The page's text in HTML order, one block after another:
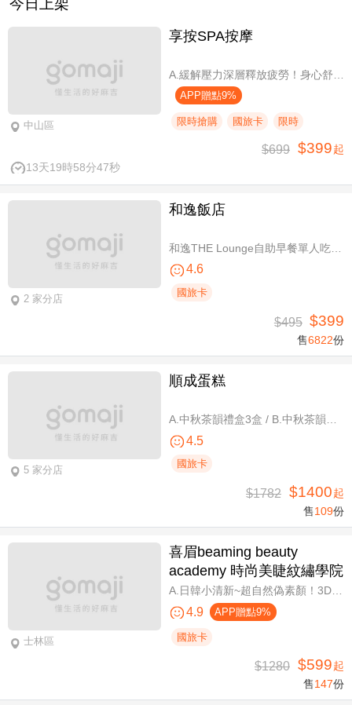
今日上架
中山區
享按SPA按摩
APP贈點9%
限時搶購 國旅卡 限時
13天19時58分47秒
$699 $399起
2 家分店
和逸飯店
和逸THE Lounge自助早餐單人吃到飽
4.6
國旅卡
$495 $399
售6822份
5 家分店
順成蛋糕
A.中秋茶韻禮盒3盒 / B.中秋茶韻禮盒6盒
4.5
國旅卡
$1782 $1400起
售109份
士林區
喜眉beaming beauty
academy 時尚美睫紋繡學院
A.日韓小清新~超自然偽素顏！3D 120~150根睫毛嫁接套餐/B.迷人可愛~輕盈氣墊濃密感！3D Y型毛250根/6D雲朵輕盈氣墊睫毛350根嫁接 二選一/C.絕美驚嘆！迷人夢幻美人魚睫毛！超濃密輕柔6D 450~500根睫毛嫁接套餐/D.歐美混血風格！超濃密深邃睫毛6D 600根睫毛嫁接套餐/E.泰式輕感設計～異國混血感超迷人！6D 輕泰式不限根數睫毛嫁接套餐/F.八大效果美肌精緻保養全程90分
4.9 APP贈點9%
國旅卡
$1280 $599起
售147份